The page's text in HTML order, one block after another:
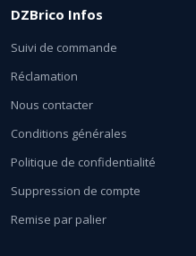
DZBrico Infos
Suivi de commande
Réclamation
Nous contacter
Conditions générales
Politique de confidentialité
Suppression de compte
Remise par palier